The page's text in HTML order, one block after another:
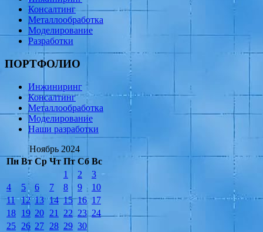
Консалтинг
Металлообработка
Моделирование
Разработки
ПОРТФОЛИО
Инжиниринг
Консалтинг
Металлообработка
Моделирование
Наши разработки
Ноябрь 2024
Пн Вт Ср Чт Пт Сб Вс
1
2
3
4
5 6 7 8 9
10
11
12 13 14 15 16 17
18 19 20 21 22 23 24
25 26 27 28 29 30